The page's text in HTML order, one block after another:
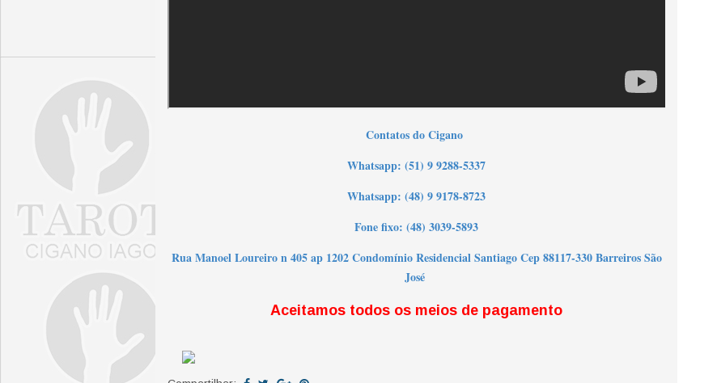
Contatos do Cigano
Whatsapp: (51) 9 9288-5337
Whatsapp: (48) 9 9178-8723
Fone fixo: (48) 3039-5893
Rua Manoel Loureiro n 405 ap 1202 Condomínio Residencial Santiago Cep 88117-330 Barreiros São
José
Aceitamos todos os meios de pagamento